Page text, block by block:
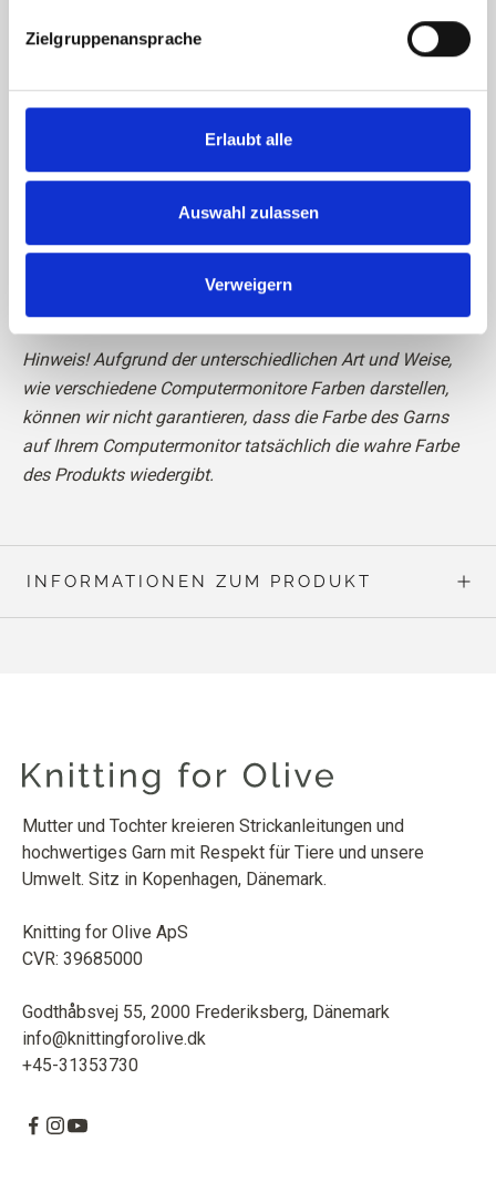
Zielgruppenansprache
Erlaubt alle
Auswahl zulassen
Verweigern
STANDARD 100 von OEKO-TEX® zertifziert
mehr über unser Garn
Hinweis! Aufgrund der unterschiedlichen Art und Weise,
wie verschiedene Computermonitore Farben darstellen,
können wir nicht garantieren, dass die Farbe des Garns
auf Ihrem Computermonitor tatsächlich die wahre Farbe
des Produkts wiedergibt.
INFORMATIONEN ZUM PRODUKT
Mutter und Tochter kreieren Strickanleitungen und
hochwertiges Garn mit Respekt für Tiere und unsere
Umwelt. Sitz in Kopenhagen, Dänemark.
Knitting for Olive ApS
CVR: 39685000
Godthåbsvej 55, 2000 Frederiksberg, Dänemark
info@knittingforolive.dk
+45-31353730